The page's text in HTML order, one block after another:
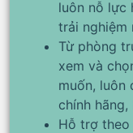
luôn nỗ lực
trải nghiệm
Từ phòng
xem và
muốn, luôn
chính
Hỗ trợ theo